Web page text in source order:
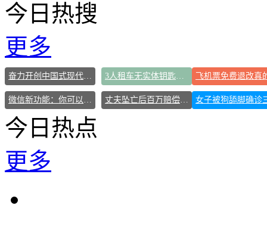
今日热搜
更多
奋力开创中国式现代化建设新局面 3人租车无实体钥匙被困野外10余小时
微信新功能：你可以“撤回”你的撤回 丈夫坠亡后百万赔偿款妻女仅得3万
今日热点
更多